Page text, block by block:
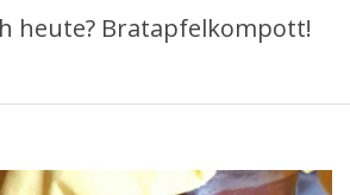
heute? Bratapfelkompott!